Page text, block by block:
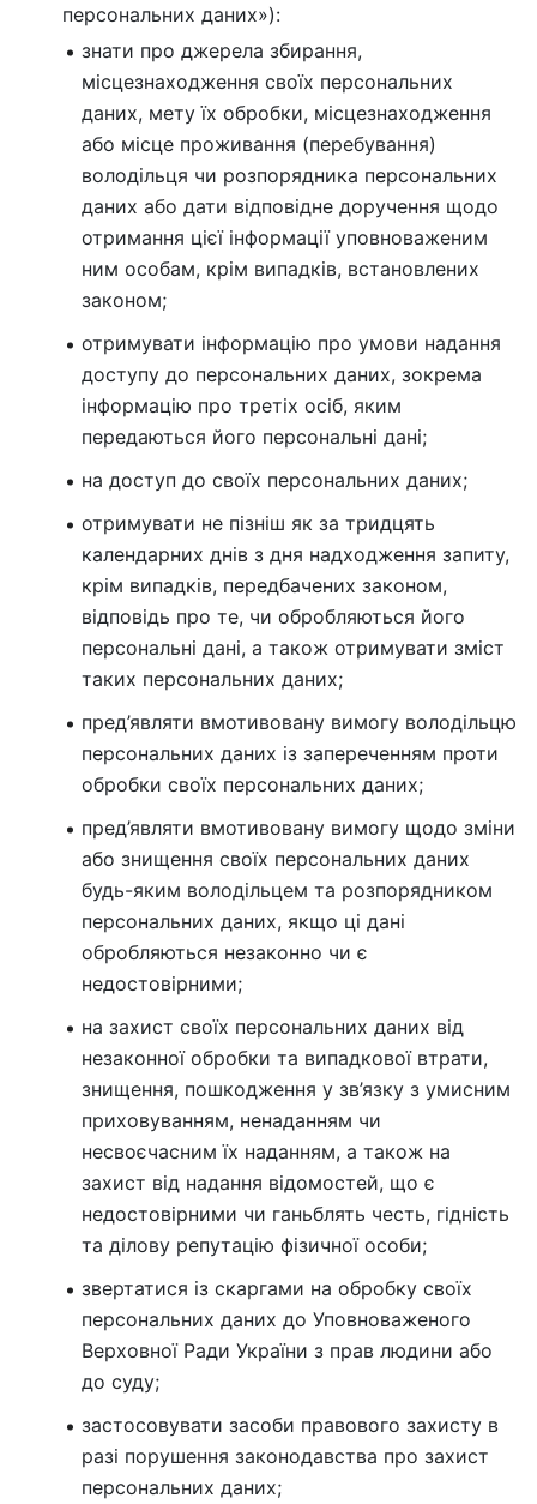
персональних даних»):
знати про джерела збирання,
місцезнаходження своїх персональних
даних, мету їх обробки, місцезнаходження
або місце проживання (перебування)
володільця чи розпорядника персональних
даних або дати відповідне доручення щодо
отримання цієї інформації уповноваженим
ним особам, крім випадків, встановлених
законом;
отримувати інформацію про умови надання
доступу до персональних даних, зокрема
інформацію про третіх осіб, яким
передаються його персональні дані;
на доступ до своїх персональних даних;
отримувати не пізніш як за тридцять
календарних днів з дня надходження запиту,
крім випадків, передбачених законом,
відповідь про те, чи обробляються його
персональні дані, а також отримувати зміст
таких персональних даних;
пред’являти вмотивовану вимогу володільцю
персональних даних із запереченням проти
обробки своїх персональних даних;
пред’являти вмотивовану вимогу щодо зміни
або знищення своїх персональних даних
будь-яким володільцем та розпорядником
персональних даних, якщо ці дані
обробляються незаконно чи є
недостовірними;
на захист своїх персональних даних від
незаконної обробки та випадкової втрати,
знищення, пошкодження у зв’язку з умисним
приховуванням, ненаданням чи
несвоєчасним їх наданням, а також на
захист від надання відомостей, що є
недостовірними чи ганьблять честь, гідність
та ділову репутацію фізичної особи;
звертатися із скаргами на обробку своїх
персональних даних до Уповноваженого
Верховної Ради України з прав людини або
до суду;
застосовувати засоби правового захисту в
разі порушення законодавства про захист
персональних даних;